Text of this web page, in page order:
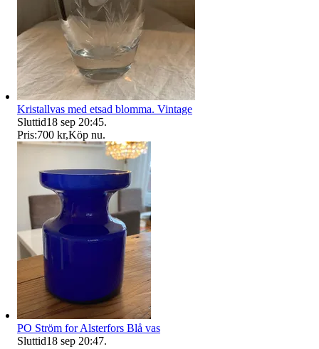
Kristallvas med etsad blomma. Vintage
Sluttid18 sep 20:45.
Pris:700 kr,Köp nu.
PO Ström for Alsterfors Blå vas
Sluttid18 sep 20:47.